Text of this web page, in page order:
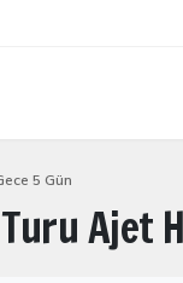
5 Gün
Ajet